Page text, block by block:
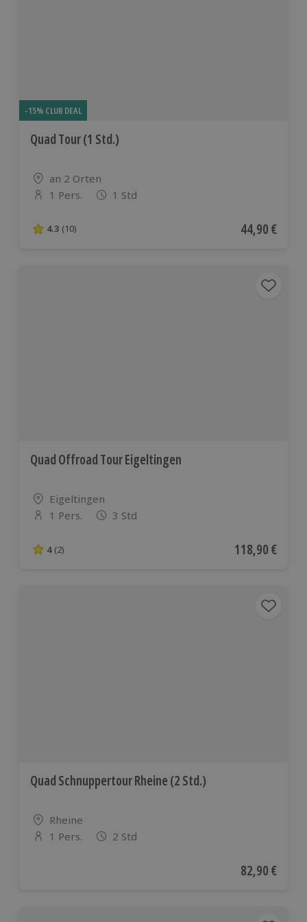
-15% CLUB DEAL
Quad Tour (1 Std.)
Standort
an 2 Orten
Anzahl der Teilnehmer
1 Pers. 1 Std
4.3 von 5 Sternen basierend auf 10 Bewertungen
4.3 (10) Aktueller
44,90 €
Quad Offroad Tour Eigeltingen
Standort
Eigeltingen
Anzahl der Teilnehmer
1 Pers. 3 Std
4 von 5 Sternen basierend auf 2 Bewertungen
4 (2) Aktueller Preis
118,90 €
Quad Schnuppertour Rheine (2 Std.)
Standort
Rheine
Anzahl der Teilnehmer
1 Pers. 2 Std
Aktueller
82,90 €